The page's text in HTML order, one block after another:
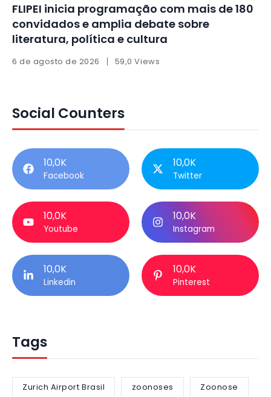
FLIPEI inicia programação com mais de 180
convidados e amplia debate sobre
literatura, política e cultura
6 de agosto de 2026 59,0 Views
Social Counters
10,0K
Facebook
10,0K
Twitter
10,0K
Youtube
10,0K
Instagram
10,0K
Linkedin
10,0K
Pinterest
Tags
Zurich Airport Brasil zoonoses Zoonose